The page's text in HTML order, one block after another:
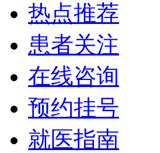
热点推荐
患者关注
在线咨询
预约挂号
就医指南